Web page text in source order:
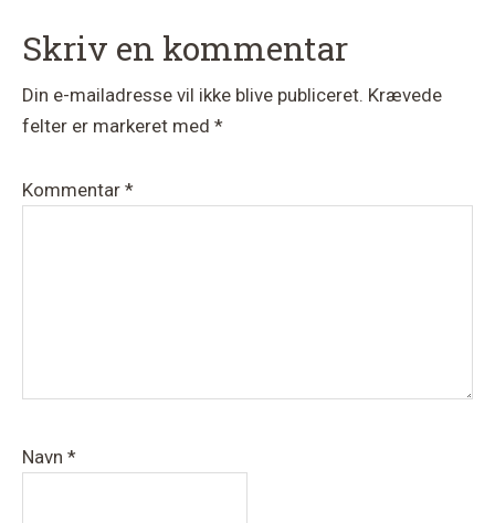
Læserinteraktioner
Skriv en kommentar
Din e-mailadresse vil ikke blive publiceret. Krævede
felter er markeret med *
Kommentar *
Navn *